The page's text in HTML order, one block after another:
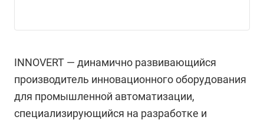
INNOVERT — динамично развивающийся
производитель инновационного оборудования
для промышленной автоматизации,
специализирующийся на разработке и